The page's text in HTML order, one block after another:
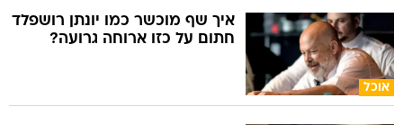
אוכל
איך שף מוכשר כמו יונתן רושפלד
חתום על כזו ארוחה גרועה?